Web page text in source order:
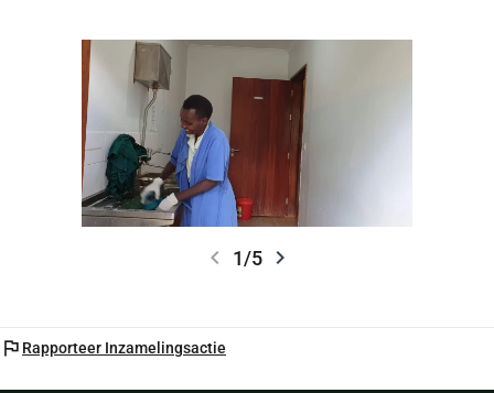
voor een aantal jaren gebonden zullen blijven aan het
ziekenhuis. Het is daarom een duurzame oplossing voor
beide partijen.
Steun ons in dit scholing project. Wij geloven dat dit project
een duurzame impact zal hebben in het Kabanga Hospital.
We vragen daarom uw financiële steun om de
verzorgenden in Kabanga toegang tot onderwijs te geven
en hun waardevolle inzet in het Kabanga hospital te
chevron_left 1/5 chevron_right
flag Rapporteer Inzamelingsactie